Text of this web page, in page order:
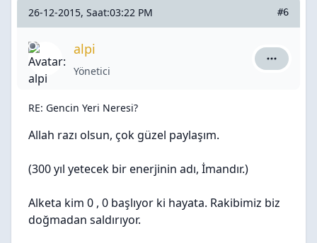
26-12-2015, Saat:03:22 PM #6
alpi
Yönetici alpi için
RE: Gencin Yeri Neresi?
Allah razı olsun, çok güzel paylaşım.
(300 yıl yetecek bir enerjinin adı, İmandır.)
Alketa kim 0 , 0 başlıyor ki hayata. Rakibimiz biz
doğmadan saldırıyor.